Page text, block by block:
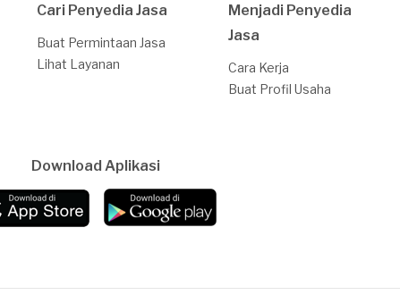
Cari Penyedia Jasa
Buat Permintaan Jasa
Lihat Layanan
Menjadi Penyedia
Jasa
Cara Kerja
Buat Profil Usaha
Download Aplikasi